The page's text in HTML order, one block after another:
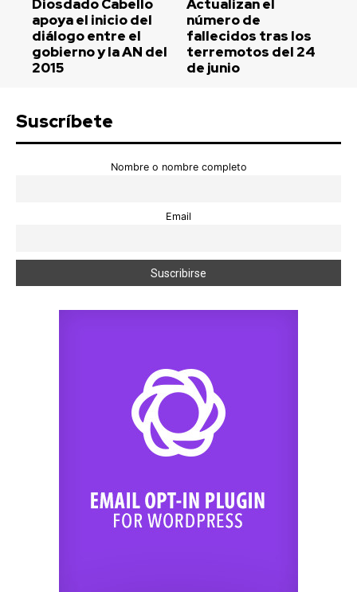
Diosdado Cabello
apoya el inicio del
diálogo entre el
gobierno y la AN del
2015
Actualizan el
número de
fallecidos tras los
terremotos del 24
de junio
Suscríbete
Nombre o nombre completo
Email